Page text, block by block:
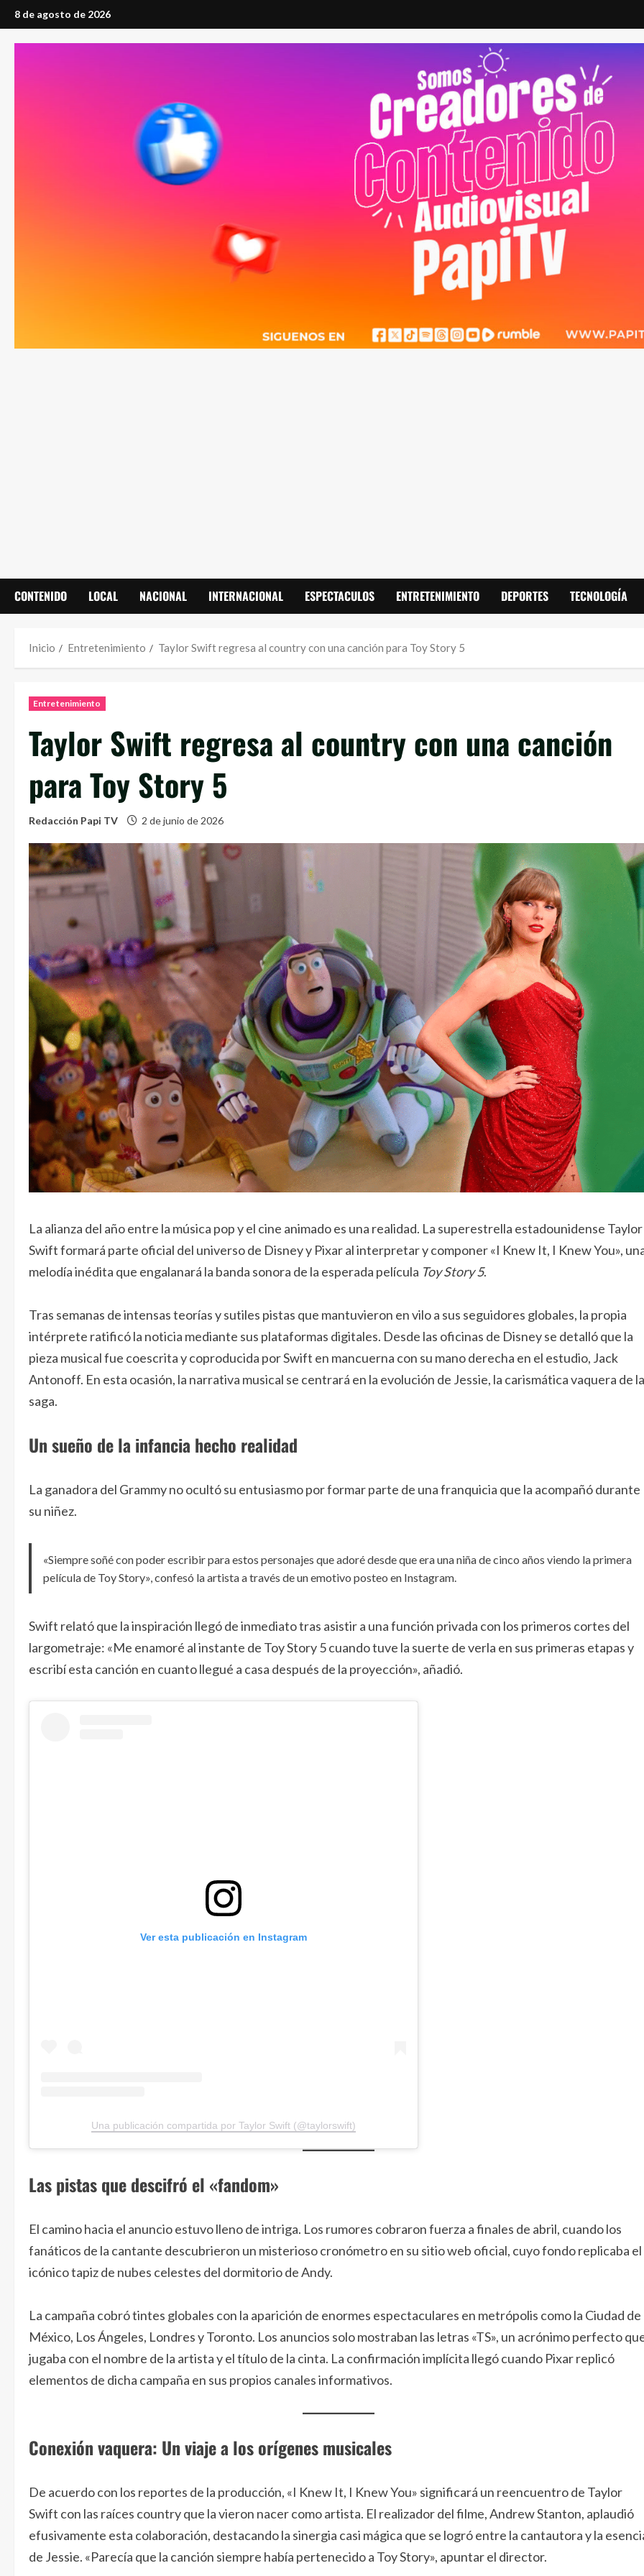
Saltar
al
contenido
8 de agosto de 2026
CONTENIDO LOCAL NACIONAL INTERNACIONAL ESPECTACULOS ENTRETENIMIENTO DEPORTES TECNOLOGÍA
Inicio Entretenimiento Taylor Swift regresa al country con una canción para Toy Story 5
Entretenimiento
Taylor Swift regresa al country con una canción
para Toy Story 5
Redacción Papi TV 2 de junio de 2026
La alianza del año entre la música pop y el cine animado es una realidad. La superestrella estadounidense Taylor
Swift formará parte oficial del universo de Disney y Pixar al interpretar y componer «I Knew It, I Knew You»,
melodía inédita que engalanará la banda sonora de la esperada película Toy Story 5.
Tras semanas de intensas teorías y sutiles pistas que mantuvieron en vilo a sus seguidores globales, la propia
intérprete ratificó la noticia mediante sus plataformas digitales. Desde las oficinas de Disney se detalló que la
pieza musical fue coescrita y coproducida por Swift en mancuerna con su mano derecha en el estudio, Jack
Antonoff. En esta ocasión, la narrativa musical se centrará en la evolución de Jessie, la carismática vaquera de la
saga.
Un sueño de la infancia hecho realidad
La ganadora del Grammy no ocultó su entusiasmo por formar parte de una franquicia que la acompañó durante
su niñez.
«Siempre soñé con poder escribir para estos personajes que adoré desde que era una niña de cinco años viendo la primera
película de Toy Story», confesó la artista a través de un emotivo posteo en Instagram.
Swift relató que la inspiración llegó de inmediato tras asistir a una función privada con los primeros cortes del
largometraje: «Me enamoré al instante de Toy Story 5 cuando tuve la suerte de verla en sus primeras etapas y
escribí esta canción en cuanto llegué a casa después de la proyección», añadió.
Ver esta publicación en Instagram
Una publicación compartida por Taylor Swift (@taylorswift)
Las pistas que descifró el «fandom»
El camino hacia el anuncio estuvo lleno de intriga. Los rumores cobraron fuerza a finales de abril, cuando los
fanáticos de la cantante descubrieron un misterioso cronómetro en su sitio web oficial, cuyo fondo replicaba el
icónico tapiz de nubes celestes del dormitorio de Andy.
La campaña cobró tintes globales con la aparición de enormes espectaculares en metrópolis como la Ciudad de
México, Los Ángeles, Londres y Toronto. Los anuncios solo mostraban las letras «TS», un acrónimo perfecto
jugaba con el nombre de la artista y el título de la cinta. La confirmación implícita llegó cuando Pixar replicó
elementos de dicha campaña en sus propios canales informativos.
Conexión vaquera: Un viaje a los orígenes musicales
De acuerdo con los reportes de la producción, «I Knew It, I Knew You» significará un reencuentro de Taylor
Swift con las raíces country que la vieron nacer como artista. El realizador del filme, Andrew Stanton, aplaudió
efusivamente esta colaboración, destacando la sinergia casi mágica que se logró entre la cantautora y la
de Jessie. «Parecía que la canción siempre había pertenecido a Toy Story», apuntar el director.